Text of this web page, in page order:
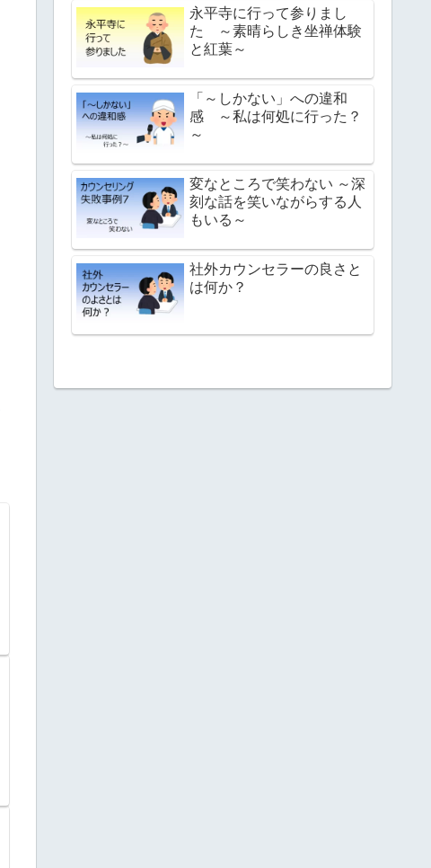
永平寺に行って参りまし
た ～素晴らしき坐禅体験
と紅葉～
「～しかない」への違和
感 ～私は何処に行った？
～
変なところで笑わない ～深
刻な話を笑いながらする人
もいる～
社外カウンセラーの良さと
は何か？